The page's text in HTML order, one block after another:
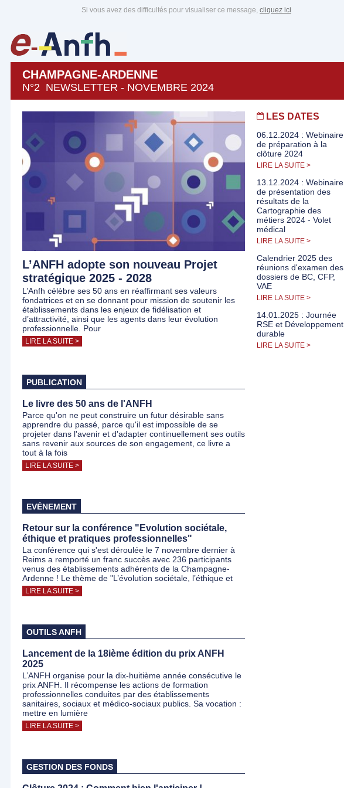
Si vous avez des difficultés pour visualiser ce message, cliquez ici
CHAMPAGNE-ARDENNE
N°2 NEWSLETTER - NOVEMBRE 2024
L’ANFH adopte son nouveau Projet
stratégique 2025 - 2028
L’Anfh célèbre ses 50 ans en réaffirmant ses valeurs
fondatrices et en se donnant pour mission de soutenir les
établissements dans les enjeux de fidélisation et
d’attractivité, ainsi que les agents dans leur évolution
professionnelle. Pour
LIRE LA SUITE >
PUBLICATION
Le livre des 50 ans de l'ANFH
Parce qu'on ne peut construire un futur désirable sans
apprendre du passé, parce qu'il est impossible de se
projeter dans l'avenir et d'adapter continuellement ses outils
sans revenir aux sources de son engagement, ce livre a
tout à la fois
LIRE LA SUITE >
EVÉNEMENT
Retour sur la conférence "Evolution sociétale,
éthique et pratiques professionnelles"
La conférence qui s'est déroulée le 7 novembre dernier à
Reims a remporté un franc succès avec 236 participants
venus des établissements adhérents de la Champagne-
Ardenne ! Le thème de "L’évolution sociétale, l’éthique et
LIRE LA SUITE >
OUTILS ANFH
Lancement de la 18ième édition du prix ANFH
2025
L’ANFH organise pour la dix-huitième année consécutive le
prix ANFH. Il récompense les actions de formation
professionnelles conduites par des établissements
sanitaires, sociaux et médico-sociaux publics. Sa vocation :
mettre en lumière
LIRE LA SUITE >
GESTION DES FONDS
LES DATES
06.12.2024 : Webinaire
de préparation à la
clôture 2024
LIRE LA SUITE >
13.12.2024 : Webinaire
de présentation des
résultats de la
Cartographie des
métiers 2024 - Volet
médical
LIRE LA SUITE >
Calendrier 2025 des
réunions d'examen des
dossiers de BC, CFP,
VAE
LIRE LA SUITE >
14.01.2025 : Journée
RSE et Développement
durable
LIRE LA SUITE >